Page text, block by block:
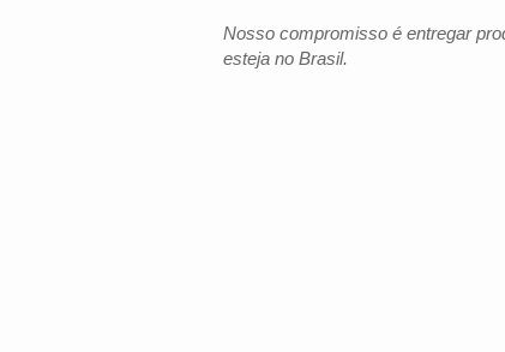
Nosso compromisso é entregar
esteja no Brasil.